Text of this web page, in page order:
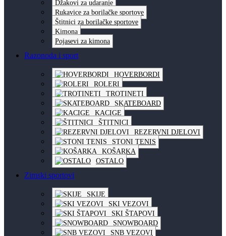
Džakovi za udaranje
Rukavice za borilačke sportove
Štitnici za borilačke sportove
Kimona
Pojasevi za kimona
Razonoda i sport
HOVERBORDI
ROLERI
TROTINETI
SKATEBOARD
KACIGE
ŠTITNICI
REZERVNI DJELOVI
STONI TENIS
KOŠARKA
OSTALO
Zimski sportovi
SKIJE
SKI VEZOVI
SKI ŠTAPOVI
SNOWBOARD
SNB VEZOVI